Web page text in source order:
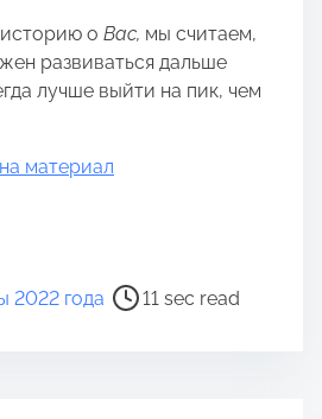
о Вас, мы считаем,
развиваться дальше
лучше выйти на пик, чем
материал
2022 года 11 sec read